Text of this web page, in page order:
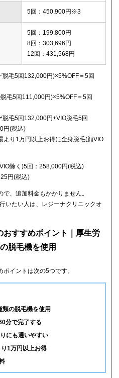
5回：450,900円※3
5回：199,800円
8回：303,696円
12回：431,568円
毛5回132,000円)×5%OFF＝5回
毛5回111,000円)×5%OFF＝5回
毛5回132,000円+VIO脱毛5回
円(税込)
より1万円以上お得に全身脱毛(顔VIO
除く)5回：258,000円(税込)
円(税込)
、追加料金もかかりません。
いたい人は、レジーナクリニックオ
おすすめポイント｜厚生労
脱毛機を使用
イントは次の5つです。
の脱毛機を使用
分で完了する
にも通いやすい
1万円以上お得